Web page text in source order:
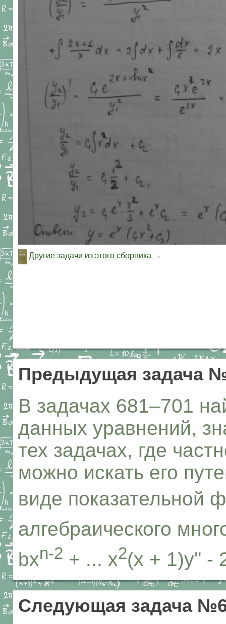
Другие задачи из этого сборника →
Предыдущая задача
В задачах 681–701
данных уравнений,
тех задачах, где
можно искать его
виде показательной
алгебраического
bxn-2 + ... x2(x + 1)y'' -
Следующая задача